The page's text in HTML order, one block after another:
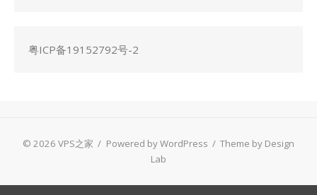
粤ICP备19152792号-2
© 2026 VPS之家 / Powered by WordPress / Theme by Design
Lab